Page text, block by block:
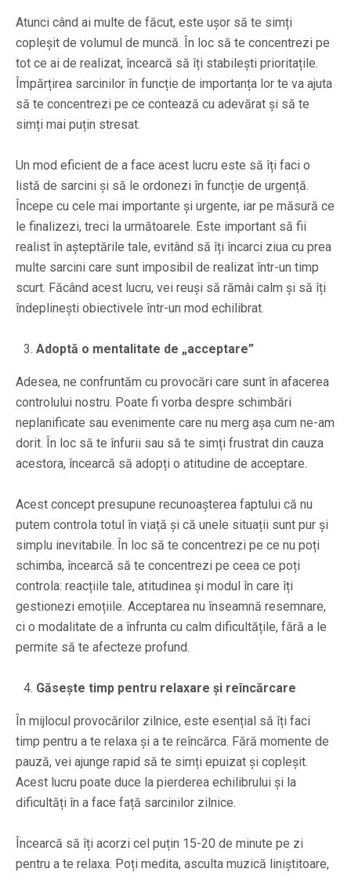
Atunci când ai multe de făcut, este ușor să te simți
copleșit de volumul de muncă. În loc să te concentrezi pe
tot ce ai de realizat, încearcă să îți stabilești prioritațile.
Împărțirea sarcinilor în funcție de importanța lor te va ajuta
să te concentrezi pe ce contează cu adevărat și să te
simți mai puțin stresat.
Un mod eficient de a face acest lucru este să îți faci o
listă de sarcini și să le ordonezi în funcție de urgență.
Începe cu cele mai importante și urgente, iar pe măsură ce
le finalizezi, treci la următoarele. Este important să fii
realist în așteptările tale, evitând să îți încarci ziua cu prea
multe sarcini care sunt imposibil de realizat într-un timp
scurt. Făcând acest lucru, vei reuși să rămâi calm și să îți
îndeplinești obiectivele într-un mod echilibrat.
Adoptă o mentalitate de „acceptare”
Adesea, ne confruntăm cu provocări care sunt în afacerea
controlului nostru. Poate fi vorba despre schimbări
neplanificate sau evenimente care nu merg așa cum ne-am
dorit. În loc să te înfurii sau să te simți frustrat din cauza
acestora, încearcă să adopți o atitudine de acceptare.
Acest concept presupune recunoașterea faptului că nu
putem controla totul în viață și că unele situații sunt pur și
simplu inevitabile. În loc să te concentrezi pe ce nu poți
schimba, încearcă să te concentrezi pe ceea ce poți
controla: reacțiile tale, atitudinea și modul în care îți
gestionezi emoțiile. Acceptarea nu înseamnă resemnare,
ci o modalitate de a înfrunta cu calm dificultățile, fără a le
permite să te afecteze profund.
Găsește timp pentru relaxare și reîncărcare
În mijlocul provocărilor zilnice, este esențial să îți faci
timp pentru a te relaxa și a te reîncărca. Fără momente de
pauză, vei ajunge rapid să te simți epuizat și copleșit.
Acest lucru poate duce la pierderea echilibrului și la
dificultăți în a face față sarcinilor zilnice.
Încearcă să îți acorzi cel puțin 15-20 de minute pe zi
pentru a te relaxa. Poți medita, asculta muzică liniștitoare,